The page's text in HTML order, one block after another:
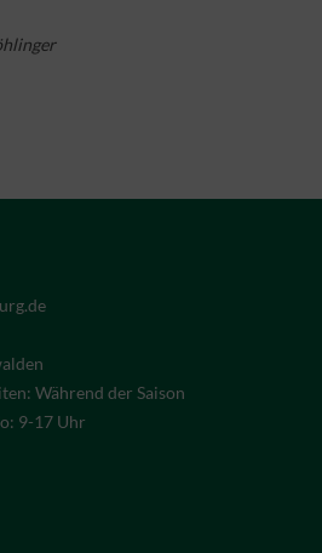
Während der Saison
9-17 Uhr